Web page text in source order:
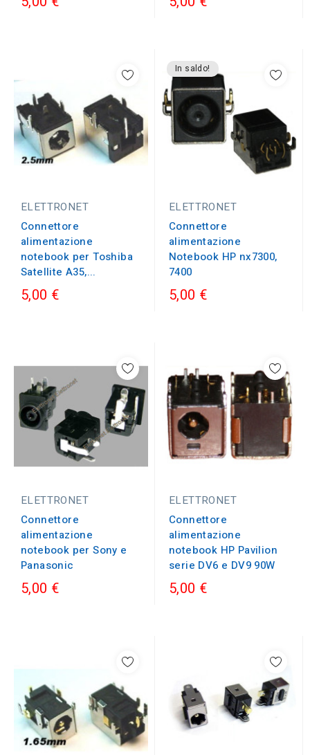
ELETTRONET
Connettore
alimentazione
notebook per Toshiba
Satellite A35,...
5,00 €
In saldo!
ELETTRONET
Connettore
alimentazione
Notebook HP nx7300,
7400
5,00 €
ELETTRONET
Connettore
alimentazione
notebook per Sony e
Panasonic
5,00 €
ELETTRONET
Connettore
alimentazione
notebook HP Pavilion
serie DV6 e DV9 90W
5,00 €